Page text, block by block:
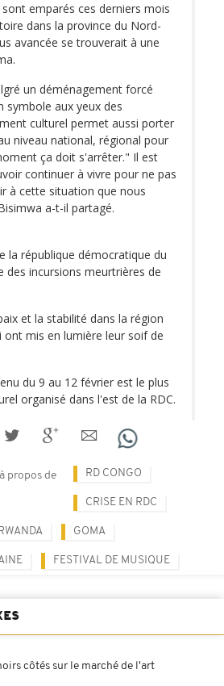
emparés ces derniers mois
dans la province du Nord-
avancée se trouverait à une
un déménagement forcé
aux yeux des
culturel permet aussi porter
niveau national, régional pour
ça doit s'arrêter." Il est
continuer à vivre pour ne pas
à cette situation que nous
a-t-il partagé.
la république démocratique du
des incursions meurtrières de
et la stabilité dans la région
mis en lumière leur soif de
du 9 au 12 février est le plus
organisé dans l'est de la RDC.
propos de RD CONGO
CRISE EN RDC
GOMA
FESTIVAL DE MUSIQUE
côtés sur le marché de l'art